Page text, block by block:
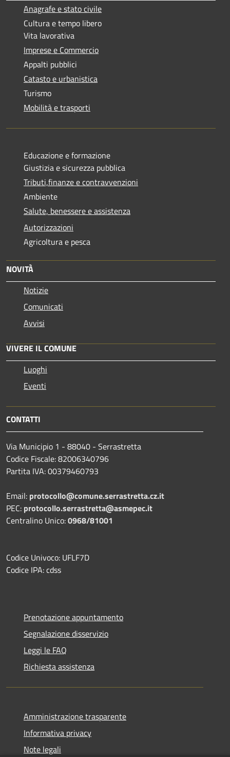
Anagrafe e stato civile
Cultura e tempo libero
Vita lavorativa
Imprese e Commercio
Appalti pubblici
Catasto e urbanistica
Turismo
Mobilità e trasporti
Educazione e formazione
Giustizia e sicurezza pubblica
Tributi,finanze e contravvenzioni
Ambiente
Salute, benessere e assistenza
Autorizzazioni
Agricoltura e pesca
NOVITÀ
Notizie
Comunicati
Avvisi
VIVERE IL COMUNE
Luoghi
Eventi
CONTATTI
Via Municipio 1 - 88040 - Serrastretta
Codice Fiscale: 82006340796
Partita IVA: 00379460793
Email: protocollo@comune.serrastretta.cz.it
PEC: protocollo.serrastretta@asmepec.it
Centralino Unico:0968/81001
Codice Univoco: UFLF7D
Codice IPA: cdss
Prenotazione appuntamento
Segnalazione disservizio
Leggi le FAQ
Richiesta assistenza
Amministrazione trasparente
Informativa privacy
Note legali